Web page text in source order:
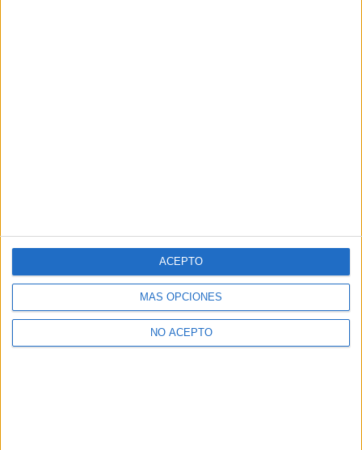
MÁS OPCIONES
NO ACEPTO
ACEPTO